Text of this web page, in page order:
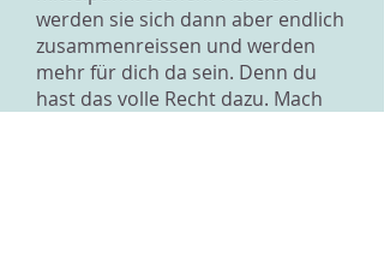
werden sie sich dann aber endlich
zusammenreissen und werden
mehr für dich da sein. Denn du
hast das volle Recht dazu. Mach